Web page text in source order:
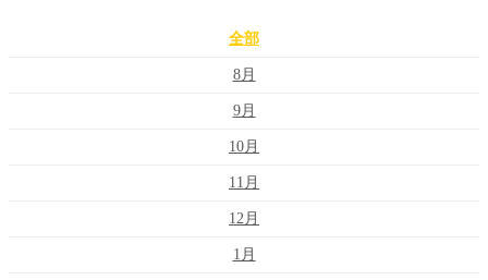
全部
8月
9月
10月
11月
12月
1月